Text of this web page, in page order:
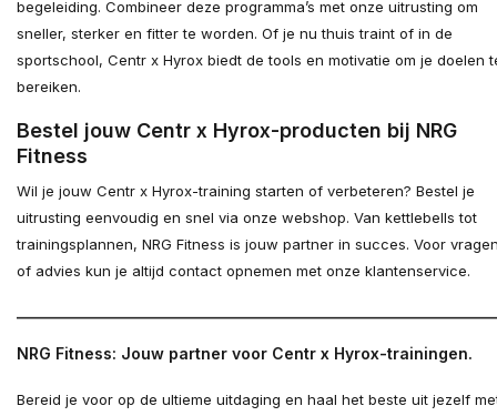
begeleiding. Combineer deze programma’s met onze uitrusting om
sneller, sterker en fitter te worden. Of je nu thuis traint of in de
sportschool, Centr x Hyrox biedt de tools en motivatie om je doelen
bereiken.
Bestel jouw Centr x Hyrox-producten bij NRG
Fitness
Wil je jouw Centr x Hyrox-training starten of verbeteren? Bestel je
uitrusting eenvoudig en snel via onze webshop. Van kettlebells tot
trainingsplannen, NRG Fitness is jouw partner in succes. Voor
of advies kun je altijd contact opnemen met onze klantenservice.
NRG Fitness: Jouw partner voor Centr x Hyrox-trainingen.
Bereid je voor op de ultieme uitdaging en haal het beste uit jezelf